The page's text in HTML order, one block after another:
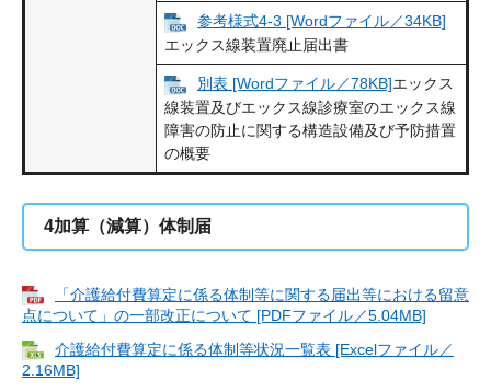
参考様式4-3 [Wordファイル／34KB]
エックス線装置廃止届出書
別表 [Wordファイル／78KB]エックス
線装置及びエックス線診療室のエックス線
障害の防止に関する構造設備及び予防措置
の概要
4加算（減算）体制届
「介護給付費算定に係る体制等に関する届出等における留意
点について」の一部改正について [PDFファイル／5.04MB]
介護給付費算定に係る体制等状況一覧表 [Excelファイル／
2.16MB]